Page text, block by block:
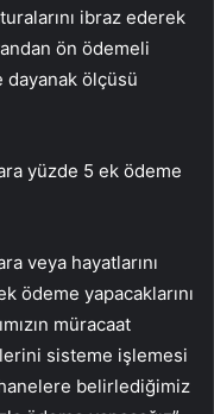
ibraz ederek
ön ödemeli
dayanak ölçüsü
yüzde 5 ek ödeme
veya hayatlarını
ödeme yapacaklarını
müracaat
sisteme işlemesi
hanelere belirlediğimiz